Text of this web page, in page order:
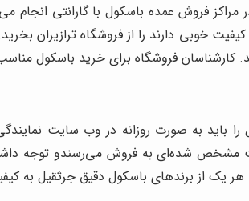
مراکز فروش عمده باسکول با گارانتی
خوبی دارند را از فروشگاه ترازیران
کارشناسان فروشگاه برای خرید باسکول
باید به صورت روزانه در وب سایت
مشخص شده‌ای به فروش می‌رسندو توجه
یک از برندهای باسکول دقیق جرثقیل به